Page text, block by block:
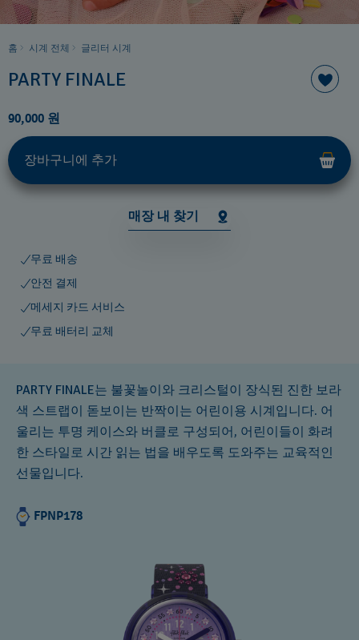
홈 시계 전체 글리터 시계
PARTY FINALE
90,000 원
장바구니에 추가
매장 내 찾기
무료 배송
안전 결제
메세지 카드 서비스
무료 배터리 교체
PARTY FINALE는 불꽃놀이와 크리스털이 장식된 진한 보라
색 스트랩이 돋보이는 반짝이는 어린이용 시계입니다. 어
울리는 투명 케이스와 버클로 구성되어, 어린이들이 화려
한 스타일로 시간 읽는 법을 배우도록 도와주는 교육적인
선물입니다.
FPNP178